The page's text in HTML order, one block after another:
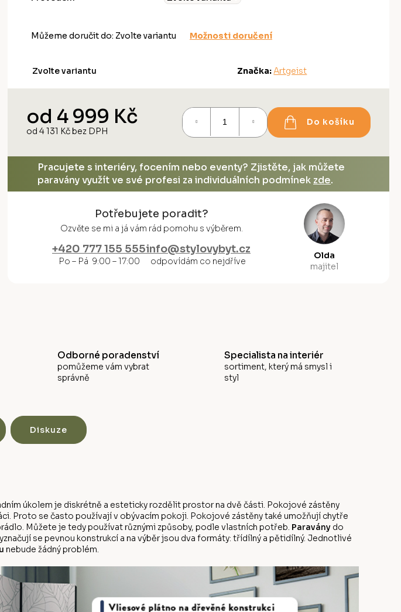
Můžeme doručit do: Zvolte variantu Možnosti doručení
Zvolte variantu Značka: Artgeist
od 4 999 Kč
od 4 131 Kčbez DPH
Do košíku
Pracujete s interiéry, focením nebo eventy? Zjistěte, jak můžete
paravány využít ve své profesi za individuálních podmínek zde.
Potřebujete poradit?
Ozvěte se mi a já vám rád pomohu s výběrem.
+420 777 155 555
Po – Pá 9:00 – 17:00
info@stylovybyt.cz
odpovídám co nejdříve
Olda
majitel
Odborné poradenství
pomůžeme vám vybrat
správně
Specialista na interiér
sortiment, který má smysl i
styl
Diskuze
úkolem je diskrétně a esteticky rozdělit prostor na dvě části. Pokojové zástěny
Proto se často používají v obývacím pokoji. Pokojové zástěny také umožňují chytře
Můžete je tedy používat různými způsoby, podle vlastních potřeb. Paravány do
se pevnou konstrukcí a na výběr jsou dva formáty: třídílný a pětidílný. Jednotlivé
nebude žádný problém.